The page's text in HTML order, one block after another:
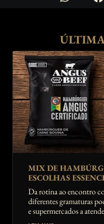
MIX DE
ESCOLHAS
Da rotina ao encontro
diferentes gramaturas
e supermercados a